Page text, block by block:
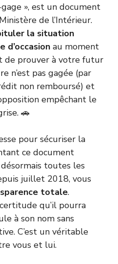
», est un document
de l’Intérieur.
la situation
d’occasion au moment
de prouver à votre futur
n’est pas gagée (par
non remboursé) et
empêchant le
🚗
pour sécuriser la
ce document
toutes les
juillet 2018, vous
totale.
qu’il pourra
à son nom sans
C’est un véritable
vous et lui.